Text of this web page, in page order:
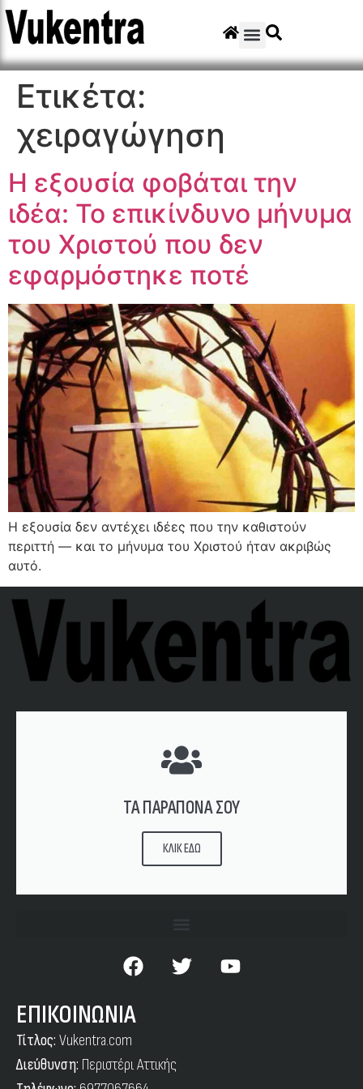
Ετικέτα:
χειραγώγηση
Η εξουσία φοβάται την
ιδέα: Το επικίνδυνο μήνυμα
του Χριστού που δεν
εφαρμόστηκε ποτέ
Η εξουσία δεν αντέχει ιδέες που την καθιστούν
περιττή — και το μήνυμα του Χριστού ήταν ακριβώς
αυτό.
ΤΑ ΠΑΡΑΠΟΝΑ ΣΟΥ
ΚΛΙΚ ΕΔΩ
ΕΠΙΚΟΙΝΩΝΙΑ
Τίτλος: Vukentra.com
Διεύθυνση: Περιστέρι Αττικής